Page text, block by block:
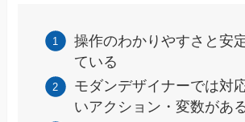
操作のわかりやすさと安
ている
モダンデザイナーでは対
いアクション・変数があ